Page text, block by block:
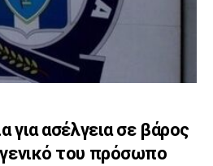
για ασέλγεια σε βάρος
του πρόσωπο